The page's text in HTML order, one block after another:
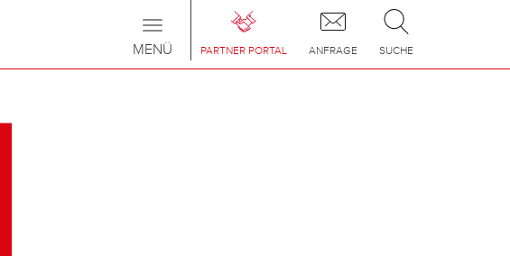
PARTNER PORTAL ANFRAGE SUCHE
Toggle
navigation
MENÜ